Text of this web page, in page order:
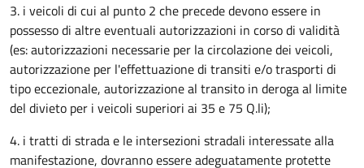
3. i veicoli di cui al punto 2 che precede devono essere in
possesso di altre eventuali autorizzazioni in corso di validità
(es: autorizzazioni necessarie per la circolazione dei veicoli,
autorizzazione per l'effettuazione di transiti e/o trasporti di
tipo eccezionale, autorizzazione al transito in deroga al limite
del divieto per i veicoli superiori ai 35 e 75 Q.li);
4. i tratti di strada e le intersezioni stradali interessate alla
manifestazione, dovranno essere adeguatamente protette